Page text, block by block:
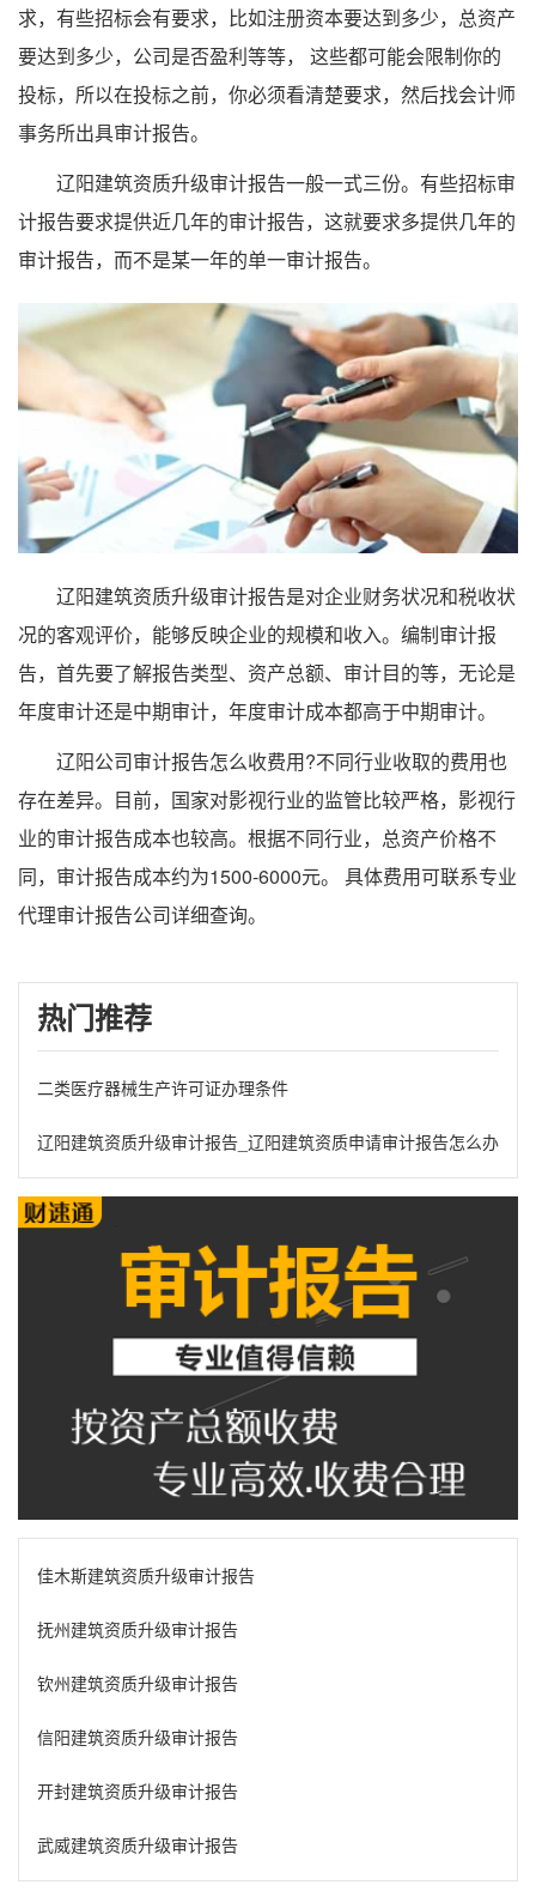
求，有些招标会有要求，比如注册资本要达到多少，总资产
要达到多少，公司是否盈利等等， 这些都可能会限制你的
投标，所以在投标之前，你必须看清楚要求，然后找会计师
事务所出具审计报告。
辽阳建筑资质升级审计报告一般一式三份。有些招标审
计报告要求提供近几年的审计报告，这就要求多提供几年的
审计报告，而不是某一年的单一审计报告。
辽阳建筑资质升级审计报告是对企业财务状况和税收状
况的客观评价，能够反映企业的规模和收入。编制审计报
告，首先要了解报告类型、资产总额、审计目的等，无论是
年度审计还是中期审计，年度审计成本都高于中期审计。
辽阳公司审计报告怎么收费用?不同行业收取的费用也
存在差异。目前，国家对影视行业的监管比较严格，影视行
业的审计报告成本也较高。根据不同行业，总资产价格不
同，审计报告成本约为1500-6000元。 具体费用可联系专业
代理审计报告公司详细查询。
热门推荐
二类医疗器械生产许可证办理条件
辽阳建筑资质升级审计报告_辽阳建筑资质申请审计报告怎么办理?
佳木斯建筑资质升级审计报告
抚州建筑资质升级审计报告
钦州建筑资质升级审计报告
信阳建筑资质升级审计报告
开封建筑资质升级审计报告
武威建筑资质升级审计报告